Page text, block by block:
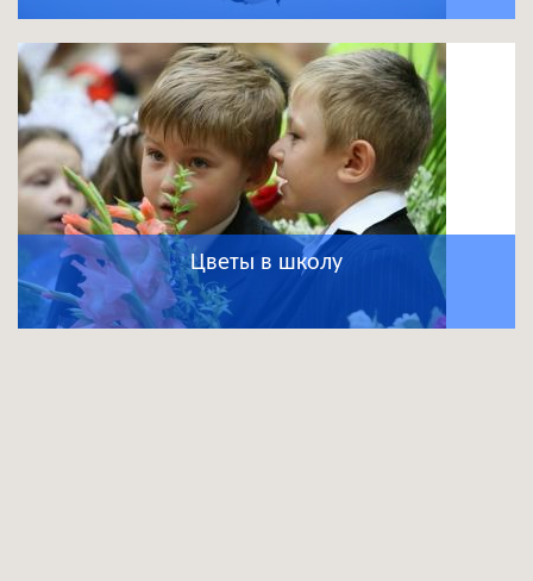
Цветы в школу